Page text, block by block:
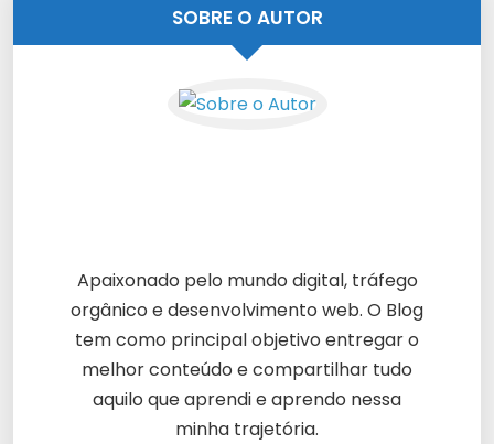
SOBRE O AUTOR
Apaixonado pelo mundo digital, tráfego
orgânico e desenvolvimento web. O Blog
tem como principal objetivo entregar o
melhor conteúdo e compartilhar tudo
aquilo que aprendi e aprendo nessa
minha trajetória.